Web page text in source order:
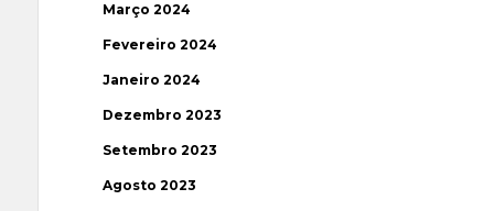
Março 2024
Fevereiro 2024
Janeiro 2024
Dezembro 2023
Setembro 2023
Agosto 2023